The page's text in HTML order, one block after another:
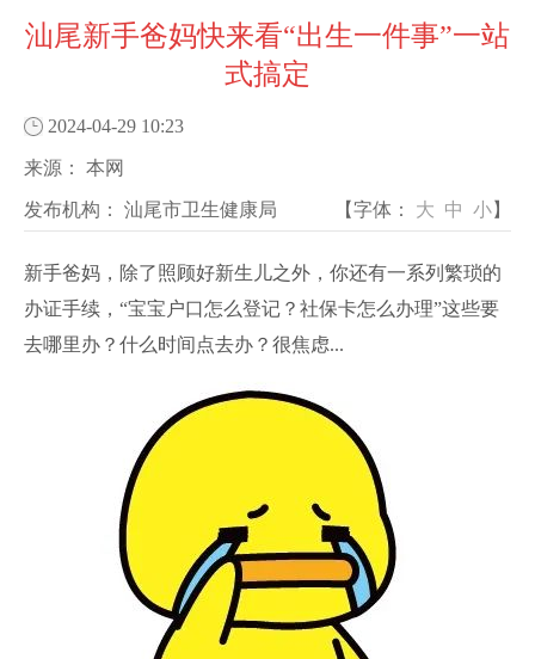
汕尾新手爸妈快来看“出生一件事”一站
式搞定
2024-04-29 10:23
来源： 本网
发布机构： 汕尾市卫生健康局 【字体： 大 中 小】
新手爸妈，除了照顾好新生儿之外，你还有一系列繁琐的
办证手续，“宝宝户口怎么登记？社保卡怎么办理”这些要
去哪里办？什么时间点去办？很焦虑...